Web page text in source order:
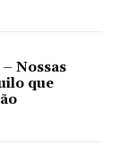
– Nossas
que